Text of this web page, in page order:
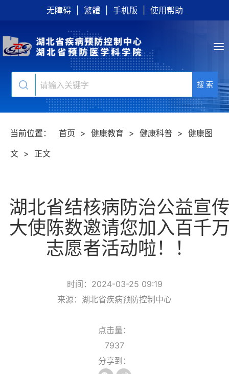
无障碍 繁體 手机版 使用帮助
搜 索
当前位置： 首页 > 健康教育 > 健康科普 > 健康图
文 > 正文
湖北省结核病防治公益宣
大使陈数邀请您加入百千
志愿者活动啦！！
时间：2024-03-25 09:19
来源：湖北省疾病预防控制中心
点击量：
7937
分享到：